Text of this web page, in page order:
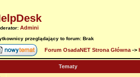
Admini
przeglądający to forum: Brak
Forum OsadaNET Strona Główna->
Tematy